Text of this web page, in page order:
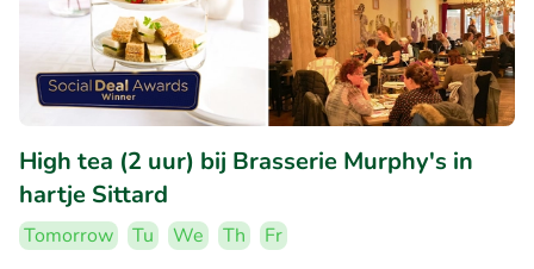
High tea (2 uur) bij Brasserie Murphy's in
hartje Sittard
Tomorrow Tu We Th
Fr